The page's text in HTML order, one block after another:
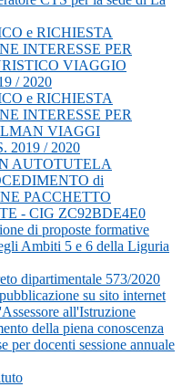
e RICHIESTA
INTERESSE PER
VIAGGIO
/ 2020
e RICHIESTA
INTERESSE PER
VIAGGI
2019 / 2020
AUTOTUTELA
di
PACCHETTO
- CIG ZC92BDE4E0
di proposte formative
Ambiti 5 e 6 della Liguria
dipartimentale 573/2020
su sito internet
all'Istruzione
della piena conoscenza
per docenti sessione annuale